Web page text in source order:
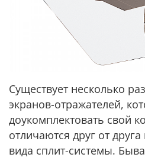
Существует несколько
экранов-отражателей,
доукомплектовать свой
отличаются друг от
вида сплит-системы.